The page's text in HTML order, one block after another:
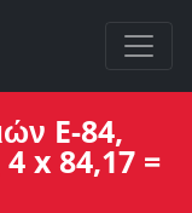
E-84,
4 x 84,17 =